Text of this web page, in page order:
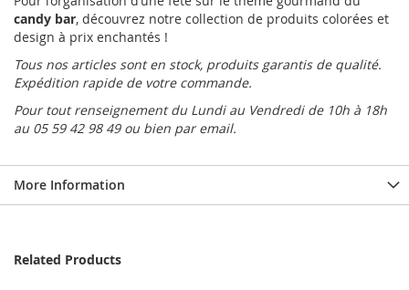
candy bar, découvrez notre collection de produits colorées et
design à prix enchantés !
Tous nos articles sont en stock, produits garantis de qualité.
Expédition rapide de votre commande.
Pour tout renseignement du Lundi au Vendredi de 10h à 18h
au 05 59 42 98 49 ou bien par email.
More Information
Related Products